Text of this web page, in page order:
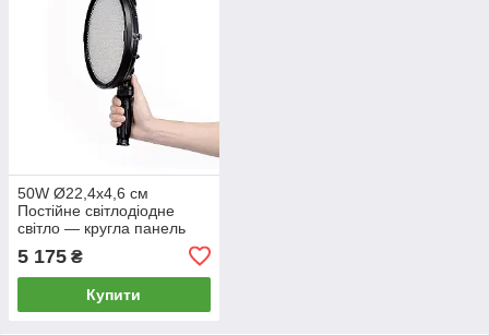
50W Ø22,4x4,6 см
Постійне світлодіодне
світло — кругла панель
LEDs світлодіодів
5 175 ₴
Купити